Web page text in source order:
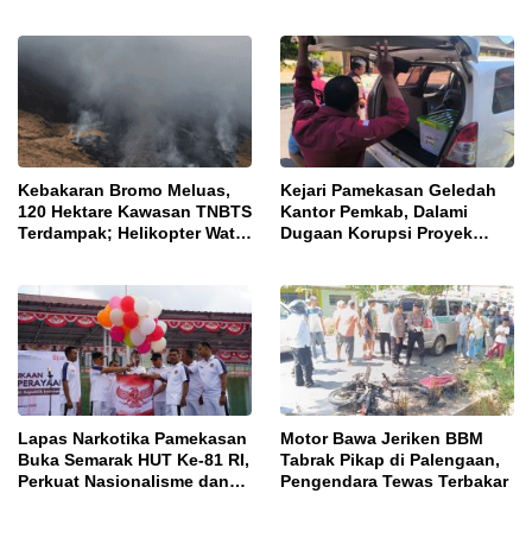
Kebakaran Bromo Meluas,
120 Hektare Kawasan TNBTS
Terdampak; Helikopter Water
Kejari Pamekasan Geledah
Kantor Pemkab, Dalami
Dugaan Korupsi Proyek
Lapas Narkotika Pamekasan
Buka Semarak HUT Ke-81 RI,
Perkuat Nasionalisme dan
Motor Bawa Jeriken BBM
Tabrak Pikap di Palengaan,
Pengendara Tewas Terbakar